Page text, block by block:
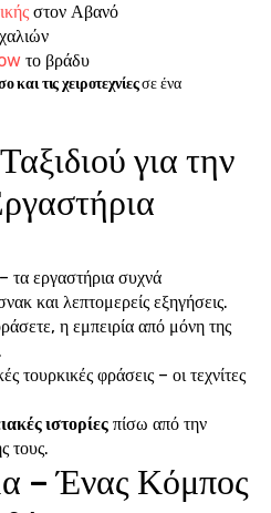
στον Αβανό
το βράδυ
και τις χειροτεχνίες σε ένα
για την
τα εργαστήρια συχνά
και λεπτομερείς εξηγήσεις.
η εμπειρία από μόνη της
τουρκικές φράσεις – οι τεχνίτες
ιστορίες πίσω από την
τους.
– Ένας Κόμπος